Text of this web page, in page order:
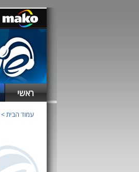
ראשי
עמוד הבית>